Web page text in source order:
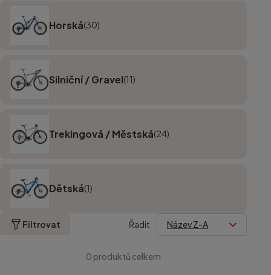
Horská(30)
Silniční / Gravel(11)
Trekingová / Městská(24)
Dětská(1)
Filtrovat Řadit
0 produktů celkem